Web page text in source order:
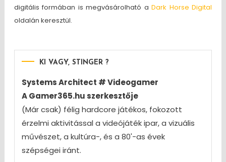
digitális formában is megvásárolható aDark Horse Digital
oldalán keresztül.
KI VAGY, STINGER ?
Systems Architect # Videogamer
A Gamer365.hu szerkesztője
(Már csak) félig hardcore játékos, fokozott
érzelmi aktivitással a videójáték ipar, a vizuális
művészet, a kultúra-, és a 80'-as évek
szépségei iránt.